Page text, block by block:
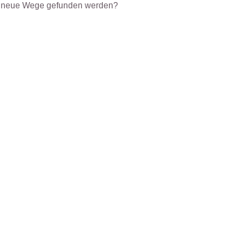
neue Wege gefunden werden?